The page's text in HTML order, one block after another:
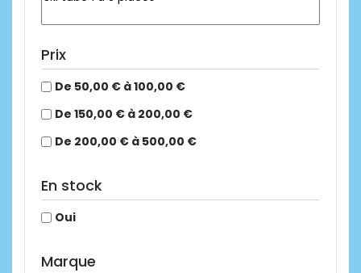
Prix
De 50,00 € à 100,00 €
De 150,00 € à 200,00 €
De 200,00 € à 500,00 €
En stock
Oui
Marque